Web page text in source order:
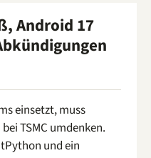
Android 17
einsetzt, muss
TSMC umdenken.
und ein